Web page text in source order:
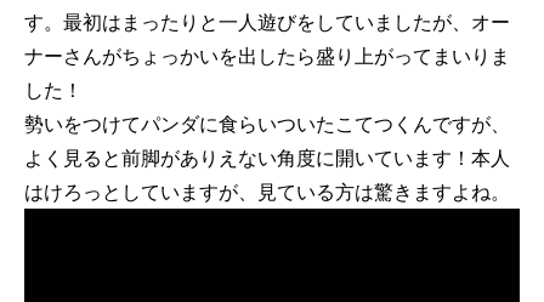
す。最初はまったりと一人遊びをしていましたが、オー
ナーさんがちょっかいを出したら盛り上がってまいりま
した！
勢いをつけてパンダに食らいついたこてつくんですが、
よく見ると前脚がありえない角度に開いています！本人
はけろっとしていますが、見ている方は驚きますよね。